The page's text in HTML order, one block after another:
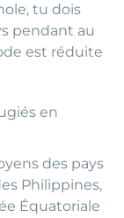
tu dois
pendant au
est réduite
en
des pays
Philippines,
Équatoriale